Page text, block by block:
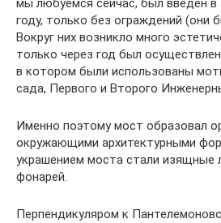
мы любуемся сейчас, был введен в
году, только без ограждений (они
Вокруг них возникло много
только через год был
в котором были использованы
сада, Первого и Второго
Именно поэтому мост образовал
окружающими архитектурными
украшением моста стали изящные
фонарей.
Перпендикуляром к